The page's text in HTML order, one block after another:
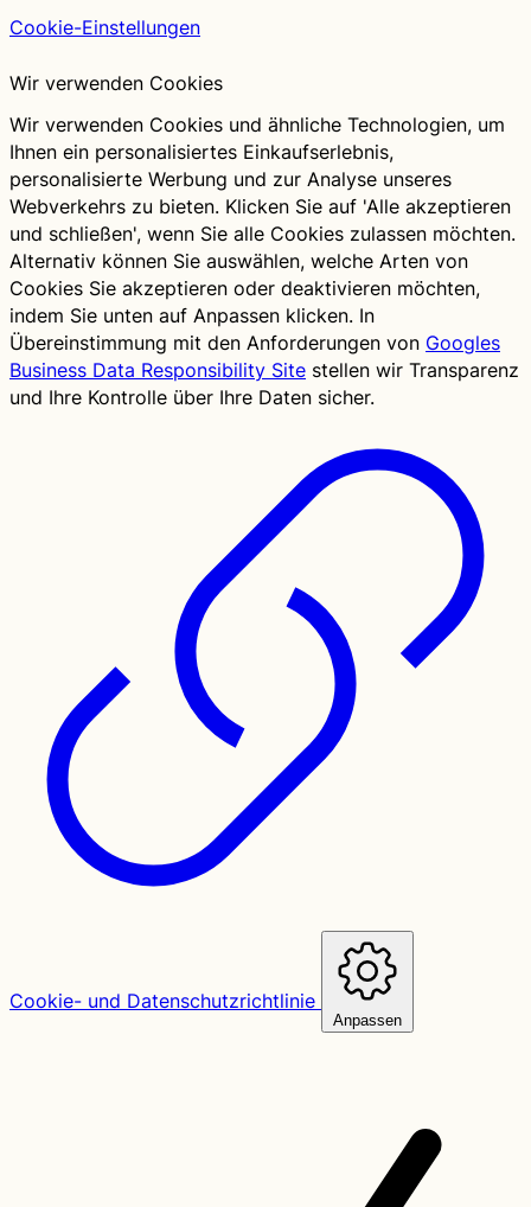
Cookie-Einstellungen
Wir verwenden Cookies
Wir verwenden Cookies und ähnliche Technologien, um
Ihnen ein personalisiertes Einkaufserlebnis,
personalisierte Werbung und zur Analyse unseres
Webverkehrs zu bieten. Klicken Sie auf 'Alle akzeptieren
und schließen', wenn Sie alle Cookies zulassen möchten.
Alternativ können Sie auswählen, welche Arten von
Cookies Sie akzeptieren oder deaktivieren möchten,
indem Sie unten auf Anpassen klicken. In
Übereinstimmung mit den Anforderungen von Googles
Business Data Responsibility Site stellen wir Transparenz
und Ihre Kontrolle über Ihre Daten sicher.
Cookie- und Datenschutzrichtlinie
Anpassen